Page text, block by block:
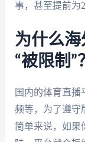
事，甚至提前为
为什么
“被限制”？
国内的体育直
频等，为了遵守
简单来说，如果